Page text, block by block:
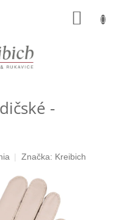
-
Značka: Kreibich